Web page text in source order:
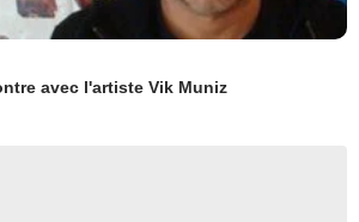
avec l'artiste Vik Muniz